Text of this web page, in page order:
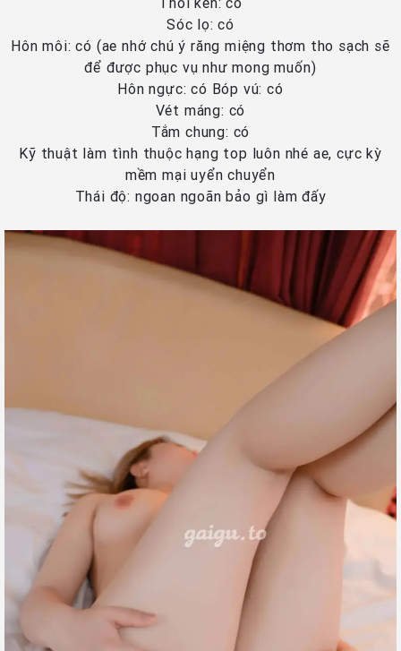
Sóc lọ: có
Hôn môi: có (ae nhớ chú ý răng miệng thơm tho sạch sẽ
để được phục vụ như mong muốn)
Hôn ngực: có Bóp vú: có
Vét máng: có
Tắm chung: có
Kỹ thuật làm tình thuộc hạng top luôn nhé ae, cực kỳ
mềm mại uyển chuyển
Thái độ: ngoan ngoãn bảo gì làm đấy